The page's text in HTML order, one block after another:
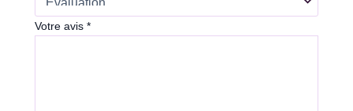
Votre avis*